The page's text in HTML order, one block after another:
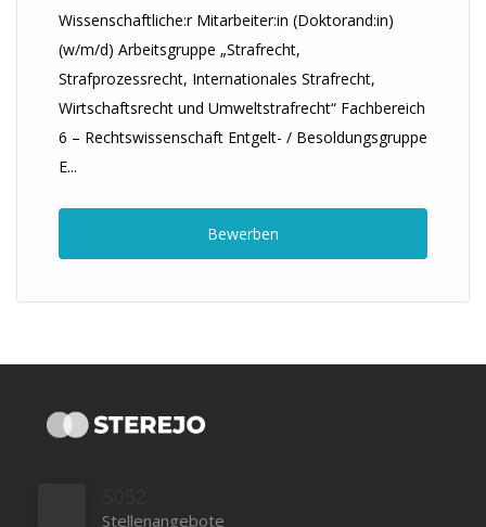
Wissenschaftliche:r Mitarbeiter:in (Doktorand:in)
(w/m/d) Arbeitsgruppe „Strafrecht,
Strafprozessrecht, Internationales Strafrecht,
Wirtschaftsrecht und Umweltstrafrecht“ Fachbereich
6 – Rechtswissenschaft Entgelt- / Besoldungsgruppe
E...
Bewerben
Stellenangebote